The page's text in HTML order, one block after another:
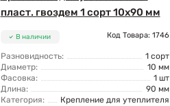
пласт. гвоздем 1 сорт 10x90 мм
В наличии Код Товара: 1746
Разновидность:
1 сорт
Диаметр:
10 мм
Фасовка:
1 шт
Длина:
90 мм
Категория:
Крепление для утеплителя